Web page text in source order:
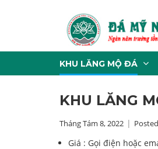
KHU LĂNG MỘ ĐÁ
KHU LĂNG
Tháng Tám 8, 2022
Giá : Gọi điện hoặc